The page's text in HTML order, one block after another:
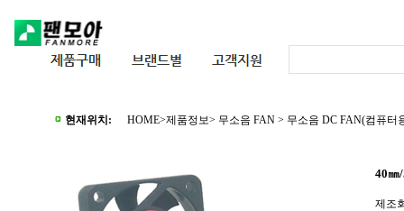
현재위치: HOME>제품정보> 무소음 FAN > 무소음 DC FAN(컴퓨터
40㎜
제조